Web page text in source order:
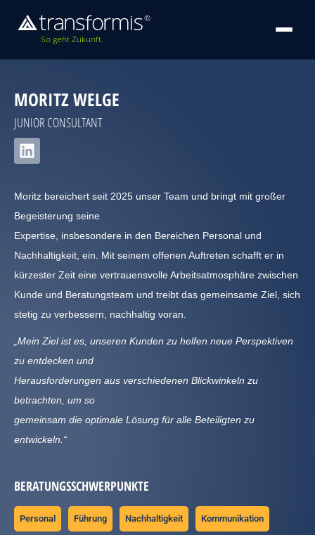
So geht Zukunft.
MORITZ WELGE
JUNIOR CONSULTANT
Moritz bereichert seit 2025 unser Team und bringt mit großer
Begeisterung seine
Expertise, insbesondere in den Bereichen Personal und
Nachhaltigkeit, ein. Mit seinem offenen Auftreten schafft er in
kürzester Zeit eine vertrauensvolle Arbeitsatmosphäre zwischen
Kunde und Beratungsteam und treibt das gemeinsame Ziel, sich
stetig zu verbessern, nachhaltig voran.
„Mein Ziel ist es, unseren Kunden zu helfen neue Perspektiven
zu entdecken und
Herausforderungen aus verschiedenen Blickwinkeln zu
betrachten, um so
gemeinsam die optimale Lösung für alle Beteiligten zu
entwickeln.“
BERATUNGSSCHWERPUNKTE
Personal Führung Nachhaltigkeit Kommunikation